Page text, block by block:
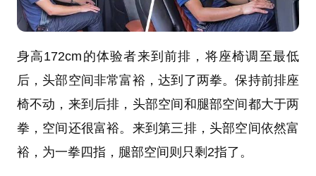
身高172cm的体验者来到前排，将座椅调至最低
后，头部空间非常富裕，达到了两拳。保持前排座
椅不动，来到后排，头部空间和腿部空间都大于两
拳，空间还很富裕。来到第三排，头部空间依然富
裕，为一拳四指，腿部空间则只剩2指了。